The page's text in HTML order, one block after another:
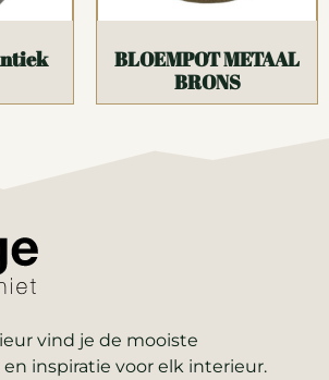
BLOEMPOT METAAL
BRONS
vind je de mooiste
inspiratie voor elk interieur.